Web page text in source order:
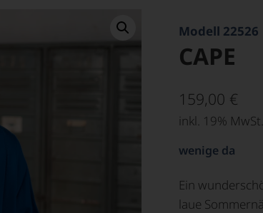
Modell 22526
CAPE
159,00 €
inkl. 19%
wenige da
Ein
laue